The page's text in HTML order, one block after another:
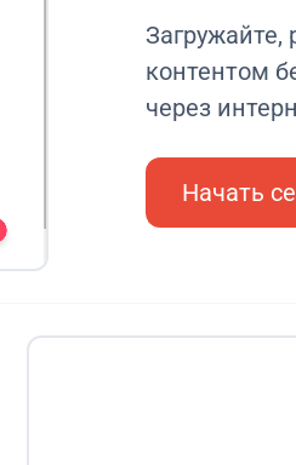
Загружайте,
контентом
через
Начать